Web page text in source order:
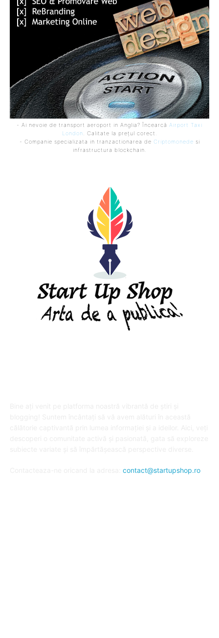
- Ai nevoie de transport aeroport in Anglia? Încearcă Airport Taxi
London . Calitate la prețul corect.
- Companie specializata in tranzactionarea de Criptomonede si
infrastructura blockchain.
contact@startupshop.ro